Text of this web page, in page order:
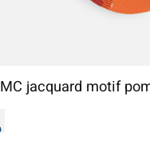
jacquard motif